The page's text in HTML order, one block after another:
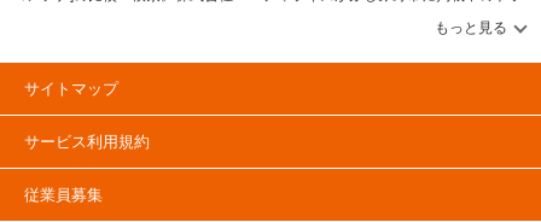
い地域から探して、広さ・料金[賃料]・セキュリティ・空調完備・24時間出し入
れ可能などの希望条件で絞込み！豊富な物件数から様々な方法でご希望の収納
スペースを簡単に探せるトランクルーム情報サイトです。株式会社ユーティラ
サイトマップ
サービス利用規約
従業員募集